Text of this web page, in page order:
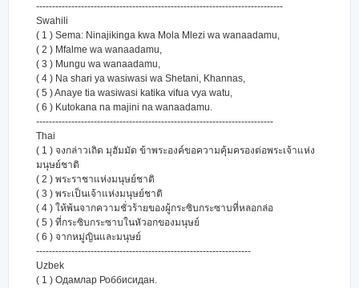
-----------------------------------------------------------------------------
Swahili
( 1 ) Sema: Ninajikinga kwa Mola Mlezi wa wanaadamu,
( 2 ) Mfalme wa wanaadamu,
( 3 ) Mungu wa wanaadamu,
( 4 ) Na shari ya wasiwasi wa Shetani, Khannas,
( 5 ) Anaye tia wasiwasi katika vifua vya watu,
( 6 ) Kutokana na majini na wanaadamu.
--------------------------------------------------------------------------
Thai
( 1 ) จงกล่าวเถิด มุฮัมมัด ข้าพระองค์ขอความคุ้มครองต่อพระเจ้าแห่ง
มนุษย์ชาติ
( 2 ) พระราชาแห่งมนุษย์ชาติ
( 3 ) พระเป็นเจ้าแห่งมนุษย์ชาติ
( 4 ) ให้พ้นจากความชั่วร้ายของผู้กระซิบกระซาบที่หลอกล่อ
( 5 ) ที่กระซิบกระซาบในหัวอกของมนุษย์
( 6 ) จากหมู่ญินและมนุษย์
-------------------------------------------------------------------
Uzbek
( 1 ) Одамлар Роббисидан.